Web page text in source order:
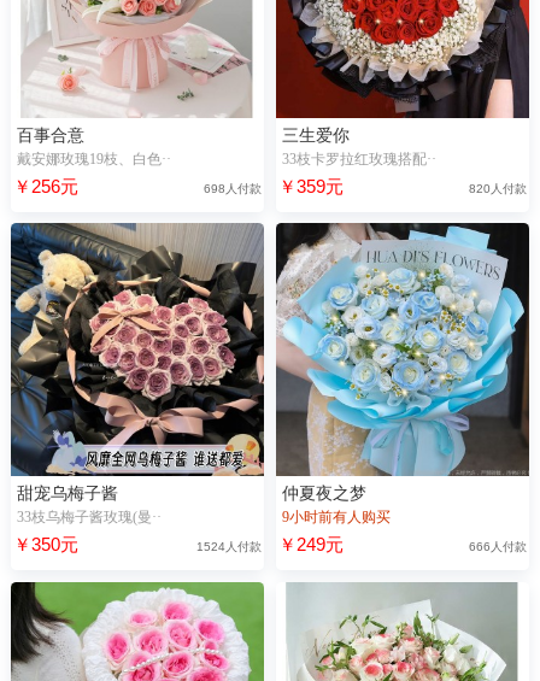
百事合意
戴安娜玫瑰19枝、白色··
￥256元 698人付款
三生爱你
33枝卡罗拉红玫瑰搭配··
￥359元 820人付款
甜宠乌梅子酱
33枝乌梅子酱玫瑰(曼··
￥350元 1524人付款
仲夏夜之梦
9小时前有人购买
￥249元 666人付款